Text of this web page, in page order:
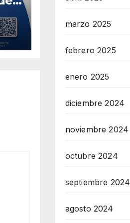
marzo 2025
febrero 2025
enero 2025
diciembre 2024
noviembre 2024
octubre 2024
septiembre 2024
agosto 2024